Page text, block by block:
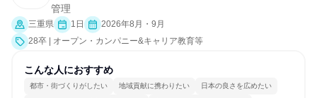
管理
三重県 1日
2026年8月・9月
28卒 | オープン・カンパニー&キャリア教育等
こんな人におすすめ
都市・街づくりがしたい 地域貢献に携わりたい 日本の良さを広めたい